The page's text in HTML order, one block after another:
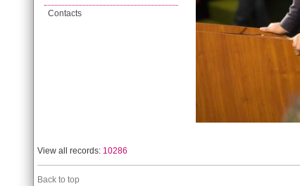
Contacts
View all records: 10286
Back to top